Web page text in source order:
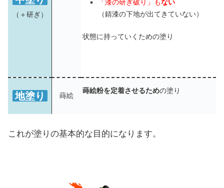
（＋研ぎ）
「漆の研ぎ破り」もない
（錆漆の下地が出てきていない）
状態に持っていくための塗り
地塗り 蒔絵
蒔絵粉を定着させるための塗り
これが塗りの基本的な目的になります。